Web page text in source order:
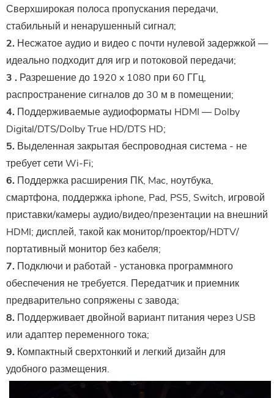
Сверхширокая полоса пропускания передачи,
стабильный и ненарушенный сигнал;
2. Несжатое аудио и видео с почти нулевой задержкой —
идеально подходит для игр и потоковой передачи;
3 . Разрешение до 1920 x 1080 при 60 ГГц,
распространение сигналов до 30 м в помещении;
4. Поддерживаемые аудиоформаты HDMI — Dolby
Digital/DTS/Dolby True HD/DTS HD;
5. Выделенная закрытая беспроводная система - не
требует сети Wi-Fi;
6. Поддержка расширения ПК, Mac, ноутбука,
смартфона, поддержка iphone, Pad, PS5, Switch, игровой
приставки/камеры аудио/видео/презентации на внешний
HDMI; дисплей, такой как монитор/проектор/HDTV/
портативный монитор без кабеля;
7. Подключи и работай - установка программного
обеспечения не требуется. Передатчик и приемник
предварительно сопряжены с завода;
8. Поддерживает двойной вариант питания через USB
или адаптер переменного тока;
9. Компактный сверхтонкий и легкий дизайн для
удобного размещения.